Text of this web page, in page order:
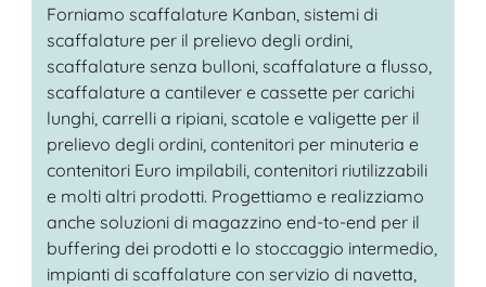
Forniamo scaffalature Kanban, sistemi di
scaffalature per il prelievo degli ordini,
scaffalature senza bulloni, scaffalature a flusso,
scaffalature a cantilever e cassette per carichi
lunghi, carrelli a ripiani, scatole e valigette per il
prelievo degli ordini, contenitori per minuteria e
contenitori Euro impilabili, contenitori riutilizzabili
e molti altri prodotti. Progettiamo e realizziamo
anche soluzioni di magazzino end-to-end per il
buffering dei prodotti e lo stoccaggio intermedio,
impianti di scaffalature con servizio di navetta,